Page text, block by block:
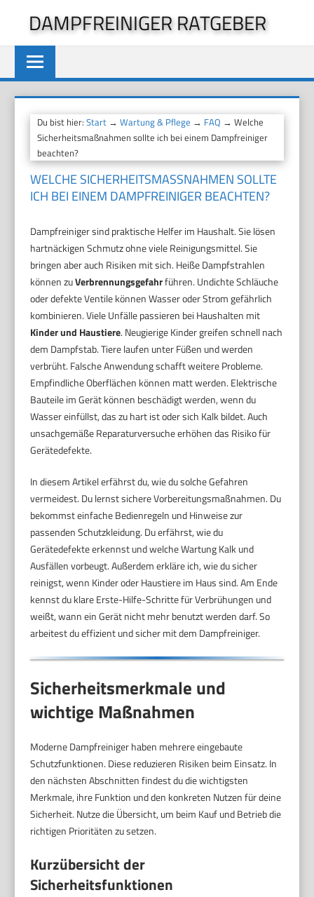
springen
DAMPFREINIGER RATGEBER
Du bist hier:Start →Wartung & Pflege → FAQ → Welche
Sicherheitsmaßnahmen sollte ich bei einem Dampfreiniger
beachten?
WELCHE SICHERHEITSMASSNAHMEN SOLLTE I
CH BEI EINEM DAMPFREINIGER BEACHTEN?
Dampfreiniger sind praktische Helfer im Haushalt. Sie lösen
hartnäckigen Schmutz ohne viele Reinigungsmittel. Sie
bringen aber auch Risiken mit sich. Heiße Dampfstrahlen
können zuVerbrennungsgefahrführen. Undichte Schläuche
oder defekte Ventile können Wasser oder Strom gefährlich
kombinieren. Viele Unfälle passieren bei Haushalten mit
Kinder und Haustiere. Neugierige Kinder greifen schnell nach
dem Dampfstab. Tiere laufen unter Füßen und werden
verbrüht. Falsche Anwendung schafft weitere Probleme.
Empfindliche Oberflächen können matt werden. Elektrische
Bauteile im Gerät können beschädigt werden, wenn du
Wasser einfüllst, das zu hart ist oder sich Kalk bildet. Auch
unsachgemäße Reparaturversuche erhöhen das Risiko für
Gerätedefekte.
In diesem Artikel erfährst du, wie du solche Gefahren
vermeidest. Du lernst sichere Vorbereitungsmaßnahmen. Du
bekommst einfache Bedienregeln und Hinweise zur
passenden Schutzkleidung. Du erfährst, wie du
Gerätedefekte erkennst und welche Wartung Kalk und
Ausfällen vorbeugt. Außerdem erkläre ich, wie du sicher
reinigst, wenn Kinder oder Haustiere im Haus sind. Am Ende
kennst du klare Erste-Hilfe-Schritte für Verbrühungen und
weißt, wann ein Gerät nicht mehr benutzt werden darf. So
arbeitest du effizient und sicher mit dem Dampfreiniger.
Sicherheitsmerkmale und
wichtige Maßnahmen
Moderne Dampfreiniger haben mehrere eingebaute
Schutzfunktionen. Diese reduzieren Risiken beim Einsatz. In
den nächsten Abschnitten findest du die wichtigsten
Merkmale, ihre Funktion und den konkreten Nutzen für deine
Sicherheit. Nutze die Übersicht, um beim Kauf und Betrieb die
richtigen Prioritäten zu setzen.
Kurzübersicht der
Sicherheitsfunktionen